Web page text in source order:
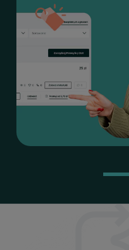
Promuj swoje